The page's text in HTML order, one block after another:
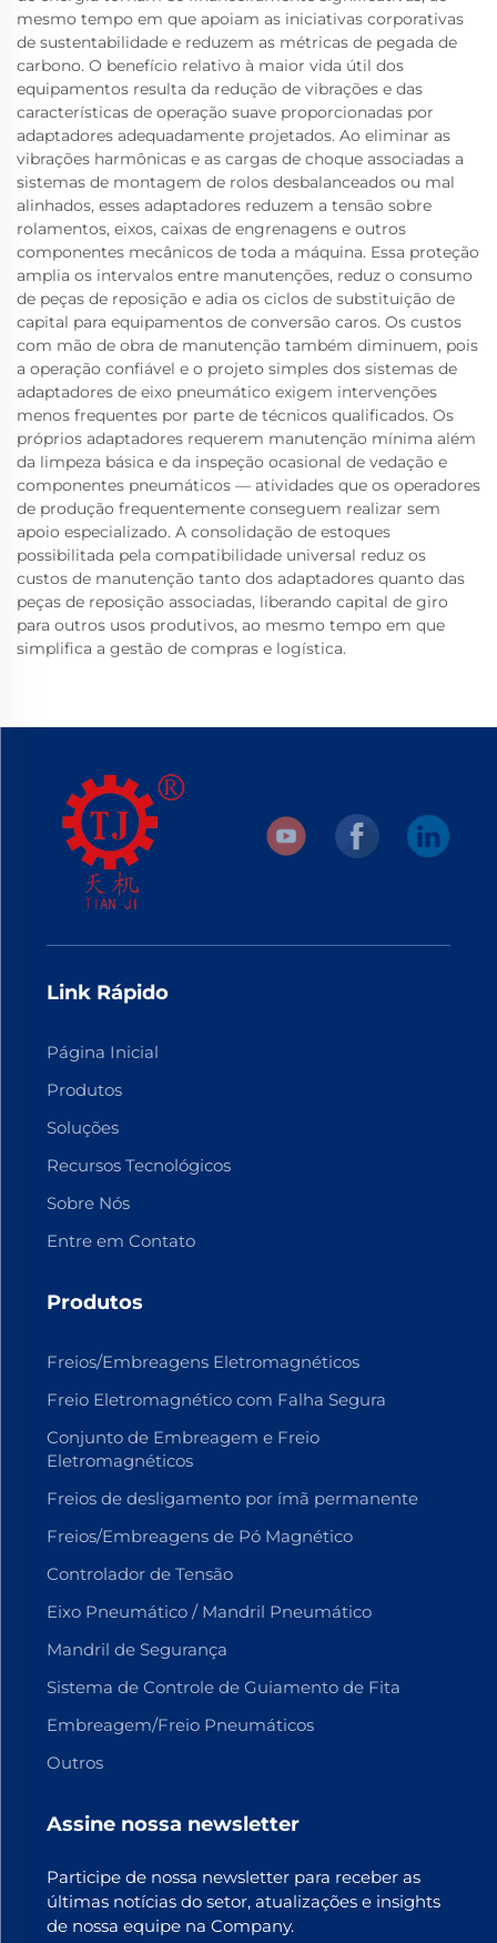
mesmo tempo em que apoiam as iniciativas corporativas
de sustentabilidade e reduzem as métricas de pegada de
carbono. O benefício relativo à maior vida útil dos
equipamentos resulta da redução de vibrações e das
características de operação suave proporcionadas por
adaptadores adequadamente projetados. Ao eliminar as
vibrações harmônicas e as cargas de choque associadas a
sistemas de montagem de rolos desbalanceados ou mal
alinhados, esses adaptadores reduzem a tensão sobre
rolamentos, eixos, caixas de engrenagens e outros
componentes mecânicos de toda a máquina. Essa proteção
amplia os intervalos entre manutenções, reduz o consumo
de peças de reposição e adia os ciclos de substituição de
capital para equipamentos de conversão caros. Os custos
com mão de obra de manutenção também diminuem, pois
a operação confiável e o projeto simples dos sistemas de
adaptadores de eixo pneumático exigem intervenções
menos frequentes por parte de técnicos qualificados. Os
próprios adaptadores requerem manutenção mínima além
da limpeza básica e da inspeção ocasional de vedação e
componentes pneumáticos — atividades que os operadores
de produção frequentemente conseguem realizar sem
apoio especializado. A consolidação de estoques
possibilitada pela compatibilidade universal reduz os
custos de manutenção tanto dos adaptadores quanto das
peças de reposição associadas, liberando capital de giro
para outros usos produtivos, ao mesmo tempo em que
simplifica a gestão de compras e logística.
Link Rápido
Página Inicial
Produtos
Soluções
Recursos Tecnológicos
Sobre Nós
Entre em Contato
Produtos
Freios/Embreagens Eletromagnéticos
Freio Eletromagnético com Falha Segura
Conjunto de Embreagem e Freio
Eletromagnéticos
Freios de desligamento por ímã permanente
Freios/Embreagens de Pó Magnético
Controlador de Tensão
Eixo Pneumático / Mandril Pneumático
Mandril de Segurança
Sistema de Controle de Guiamento de Fita
Embreagem/Freio Pneumáticos
Outros
Assine nossa newsletter
Participe de nossa newsletter para receber as
últimas notícias do setor, atualizações e insights
de nossa equipe na Company.